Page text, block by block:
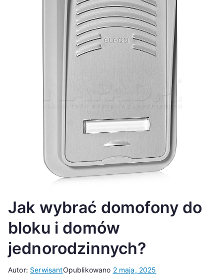
Jak wybrać domofony do
bloku i domów
jednorodzinnych?
Autor: SerwisantOpublikowano 2 maja, 2025